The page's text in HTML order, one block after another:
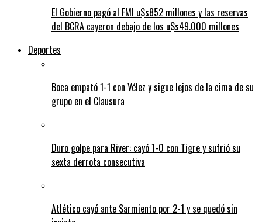
El Gobierno pagó al FMI u$s852 millones y las reservas
del BCRA cayeron debajo de los u$s49.000 millones
Deportes
Boca empató 1-1 con Vélez y sigue lejos de la cima de su
grupo en el Clausura
Duro golpe para River: cayó 1-0 con Tigre y sufrió su
sexta derrota consecutiva
Atlético cayó ante Sarmiento por 2-1 y se quedó sin